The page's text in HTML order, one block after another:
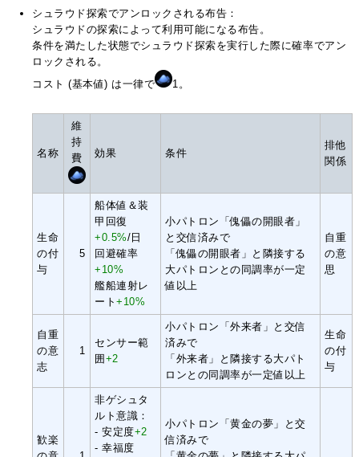
シュラウド探索でアンロックされる布告：
シュラウドの探索によって利用可能になる布告。
条件を満たした状態でシュラウド探索を実行した際に確率でアン
ロックされる。
コスト (基本値) は一律で
1。
名称
維
持
費
効果 条件
排他
関係
生命
の付
与
5
船体値＆装
甲回復
+0.5%/日
回避確率
+10%
艦船連射レ
ート+10%
小パトロン「傀儡の開眼者」
と交信済みで
「傀儡の開眼者」と隣接する
大パトロンとの同調率が一定
値以上
自重
の意
思
自重
の意
志
1
センサー範
囲 +2
小パトロン「外来者」と交信
済みで
「外来者」と隣接する大パト
ロンとの同調率が一定値以上
生命
の付
与
歓楽
非ゲシュタ
ルト意識：
- 安定度+2
- 幸福度
小パトロン「黄金の夢」と交
信済みで